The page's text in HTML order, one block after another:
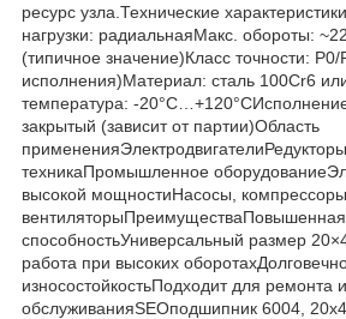
ресурс узла.Технические
нагрузки: радиальнаяМакс. обороты:
(типичное значение)Класс точности: P0/
исполнения)Материал: сталь 100Cr6
температура: -
закрытый (зависит от партии)Область
техникаПромышленное
высокой мощностиНасосы, компрессоры,
вентиляторыПреимуществаПовышенная
способностьУниверсальный размер
работа при высоких
износостойкостьПодходит для ремонта
обслуживанияSEOподшипник 6004,